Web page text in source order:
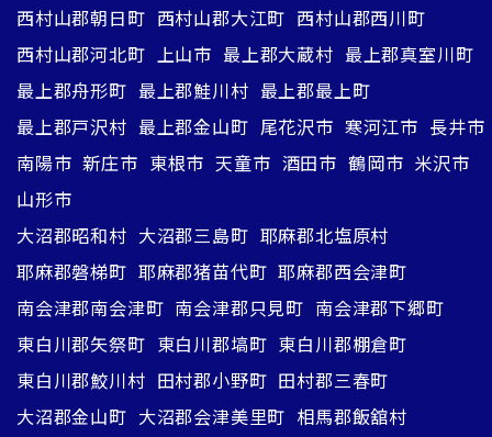
西村山郡朝日町 西村山郡大江町 西村山郡西川町
西村山郡河北町 上山市 最上郡大蔵村 最上郡真室川町
最上郡舟形町 最上郡鮭川村 最上郡最上町
最上郡戸沢村 最上郡金山町 尾花沢市 寒河江市 長井市
南陽市 新庄市 東根市 天童市 酒田市 鶴岡市 米沢市
山形市
大沼郡昭和村 大沼郡三島町 耶麻郡北塩原村
耶麻郡磐梯町 耶麻郡猪苗代町 耶麻郡西会津町
南会津郡南会津町 南会津郡只見町 南会津郡下郷町
東白川郡矢祭町 東白川郡塙町 東白川郡棚倉町
東白川郡鮫川村 田村郡小野町 田村郡三春町
大沼郡金山町 大沼郡会津美里町 相馬郡飯舘村